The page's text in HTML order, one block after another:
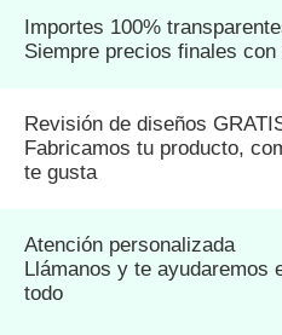
Importes 100%
Siempre precios finales con
Revisión de diseños
Fabricamos tu producto,
te gusta
Atención personalizada
Llámanos y te ayudaremos
todo